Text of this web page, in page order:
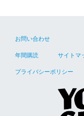
お問い合わせ
年間購読 サイトマ
プライバシーポリシー